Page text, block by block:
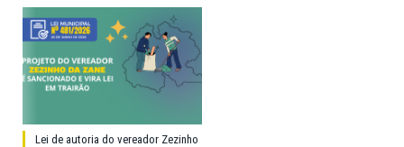
Lei de autoria do vereador Zezinho